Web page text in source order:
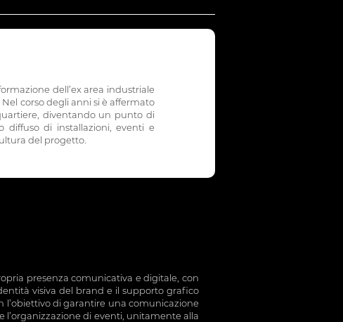
dell’ex area industriale
corso degli anni si è affermato
diventando un punto di
diffuso di installazioni, eventi e
del progetto.
presenza comunicativa e digitale, con
visiva del brand e il supporto grafico
l’obiettivo di garantire una comunicazione
di eventi, unitamente alla